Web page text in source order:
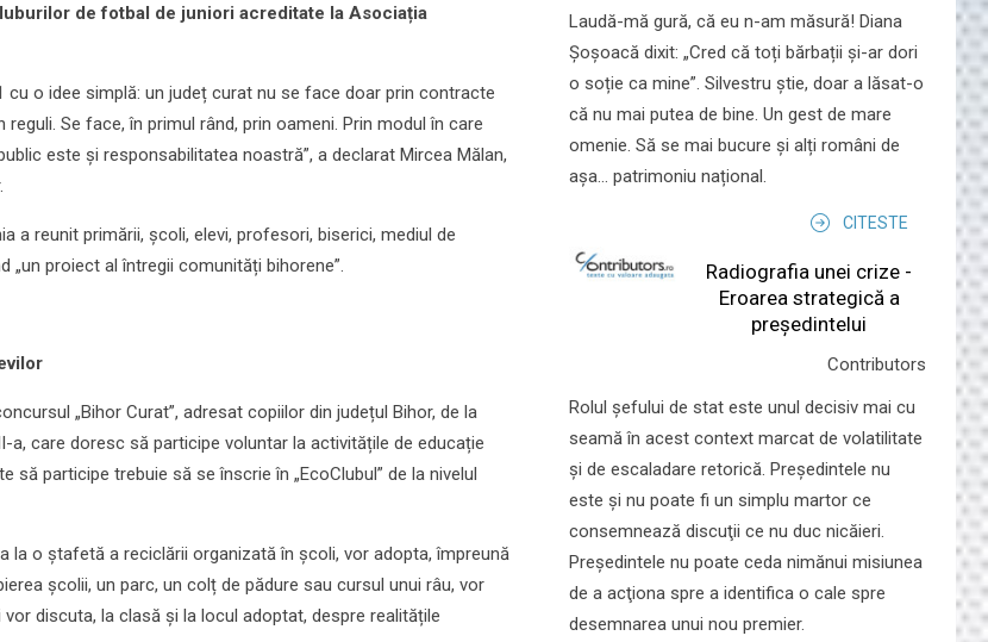
de fotbal de juniori acreditate la Asociația
cu o idee simplă: un județ curat nu se face doar prin contracte
Se face, în primul rând, prin oameni. Prin modul în care
este și responsabilitatea noastră”, a declarat Mircea Mălan,
a reunit primării, școli, elevi, profesori, biserici, mediul de
„un proiect al întregii comunități bihorene”.
„Bihor Curat”, adresat copiilor din județul Bihor, de la
a, care doresc să participe voluntar la activitățile de educație
să participe trebuie să se înscrie în „EcoClubul” de la nivelul
la o ștafetă a reciclării organizată în școli, vor adopta, împreună
școlii, un parc, un colț de pădure sau cursul unui râu, vor
discuta, la clasă și la locul adoptat, despre realitățile
Laudă-mă gură, că eu n-am măsură! Diana
Șoșoacă dixit: „Cred că toți bărbații și-ar dori
o soție ca mine”. Silvestru știe, doar a lăsat-o
că nu mai putea de bine. Un gest de mare
omenie. Să se mai bucure și alți români de
așa... patrimoniu național.
CITESTE
Radiografia unei crize -
Eroarea strategică a
președintelui
Contributors
Rolul şefului de stat este unul decisiv mai cu
seamă în acest context marcat de volatilitate
şi de escaladare retorică. Preşedintele nu
este şi nu poate fi un simplu martor ce
consemnează discuţii ce nu duc nicăieri.
Preşedintele nu poate ceda nimănui misiunea
de a acţiona spre a identifica o cale spre
desemnarea unui nou premier.